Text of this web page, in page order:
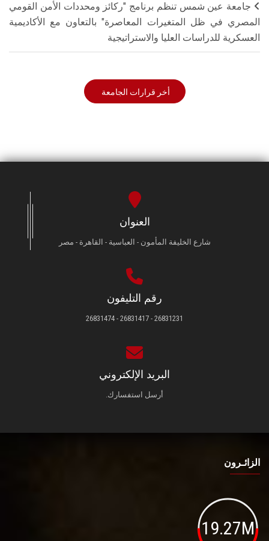
جامعة عين شمس تنظم برنامج "ركائز ومحددات الأمن القومي
المصري في ظل المتغيرات المعاصرة" بالتعاون مع الأكاديمية
العسكرية للدراسات العليا والاستراتيجية
أخر قرارات الجامعة
العنوان
شارع الخليفة المأمون - العباسية - القاهرة - مصر
رقم التليفون
26831231 - 26831417 - 26831474
البريد الإلكتروني
أرسل استفسارك.
الزائـرون
19.27M